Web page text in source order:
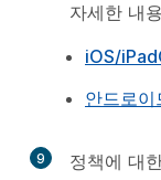
자세한 내
iOS/
안드로이
9 정책에 대